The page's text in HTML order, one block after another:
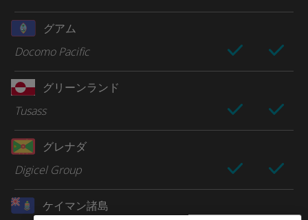
グアム
Docomo Pacific
グリーンランド
Tusass
グレナダ
Digicel Group
ケイマン諸島